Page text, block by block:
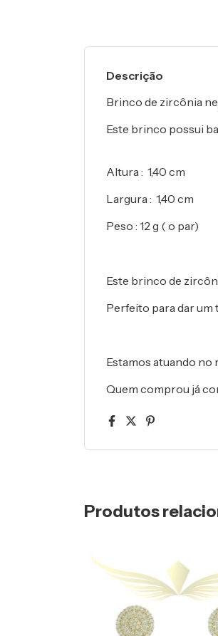
Descrição
Brinco de zircônia
Este brinco possui
Altura : 1,40 cm
Largura : 1,40 cm
Peso : 12 g ( o par)
Este brinco de
Perfeito para dar um
Estamos atuando no
Quem comprou já
Produtos